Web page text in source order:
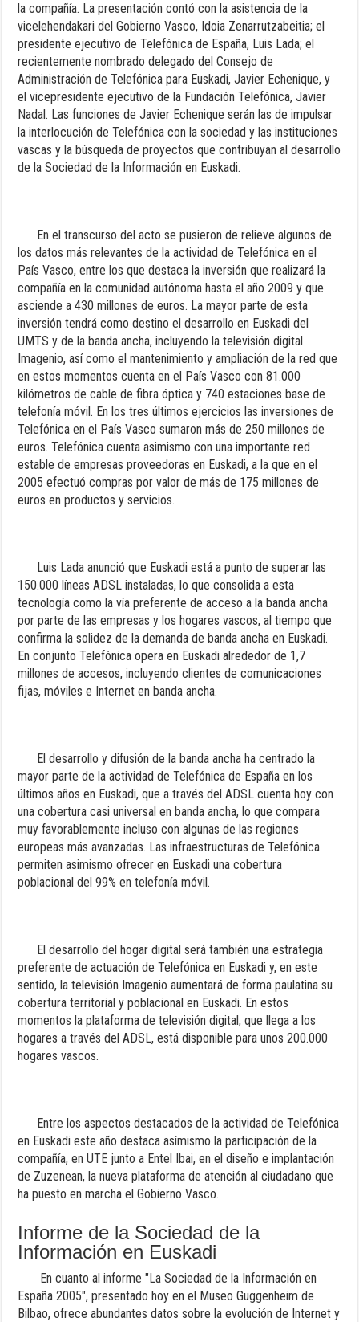
la compañía. La presentación contó con la asistencia de la
vicelehendakari del Gobierno Vasco, Idoia Zenarrutzabeitia; el
presidente ejecutivo de Telefónica de España, Luis Lada; el
recientemente nombrado delegado del Consejo de
Administración de Telefónica para Euskadi, Javier Echenique, y
el vicepresidente ejecutivo de la Fundación Telefónica, Javier
Nadal. Las funciones de Javier Echenique serán las de impulsar
la interlocución de Telefónica con la sociedad y las instituciones
vascas y la búsqueda de proyectos que contribuyan al desarrollo
de la Sociedad de la Información en Euskadi.
En el transcurso del acto se pusieron de relieve algunos de
los datos más relevantes de la actividad de Telefónica en el
País Vasco, entre los que destaca la inversión que realizará la
compañía en la comunidad autónoma hasta el año 2009 y que
asciende a 430 millones de euros. La mayor parte de esta
inversión tendrá como destino el desarrollo en Euskadi del
UMTS y de la banda ancha, incluyendo la televisión digital
Imagenio, así como el mantenimiento y ampliación de la red que
en estos momentos cuenta en el País Vasco con 81.000
kilómetros de cable de fibra óptica y 740 estaciones base de
telefonía móvil. En los tres últimos ejercicios las inversiones de
Telefónica en el País Vasco sumaron más de 250 millones de
euros. Telefónica cuenta asimismo con una importante red
estable de empresas proveedoras en Euskadi, a la que en el
2005 efectuó compras por valor de más de 175 millones de
euros en productos y servicios.
Luis Lada anunció que Euskadi está a punto de superar las
150.000 líneas ADSL instaladas, lo que consolida a esta
tecnología como la vía preferente de acceso a la banda ancha
por parte de las empresas y los hogares vascos, al tiempo que
confirma la solidez de la demanda de banda ancha en Euskadi.
En conjunto Telefónica opera en Euskadi alrededor de 1,7
millones de accesos, incluyendo clientes de comunicaciones
fijas, móviles e Internet en banda ancha.
El desarrollo y difusión de la banda ancha ha centrado la
mayor parte de la actividad de Telefónica de España en los
últimos años en Euskadi, que a través del ADSL cuenta hoy con
una cobertura casi universal en banda ancha, lo que compara
muy favorablemente incluso con algunas de las regiones
europeas más avanzadas. Las infraestructuras de Telefónica
permiten asimismo ofrecer en Euskadi una cobertura
poblacional del 99% en telefonía móvil.
El desarrollo del hogar digital será también una estrategia
preferente de actuación de Telefónica en Euskadi y, en este
sentido, la televisión Imagenio aumentará de forma paulatina su
cobertura territorial y poblacional en Euskadi. En estos
momentos la plataforma de televisión digital, que llega a los
hogares a través del ADSL, está disponible para unos 200.000
hogares vascos.
Entre los aspectos destacados de la actividad de Telefónica
en Euskadi este año destaca asímismo la participación de la
compañía, en UTE junto a Entel Ibai, en el diseño e implantación
de Zuzenean, la nueva plataforma de atención al ciudadano que
ha puesto en marcha el Gobierno Vasco.
Informe de la Sociedad de la
Información en Euskadi
En cuanto al informe "La Sociedad de la Información en
España 2005", presentado hoy en el Museo Guggenheim de
Bilbao, ofrece abundantes datos sobre la evolución de Internet y